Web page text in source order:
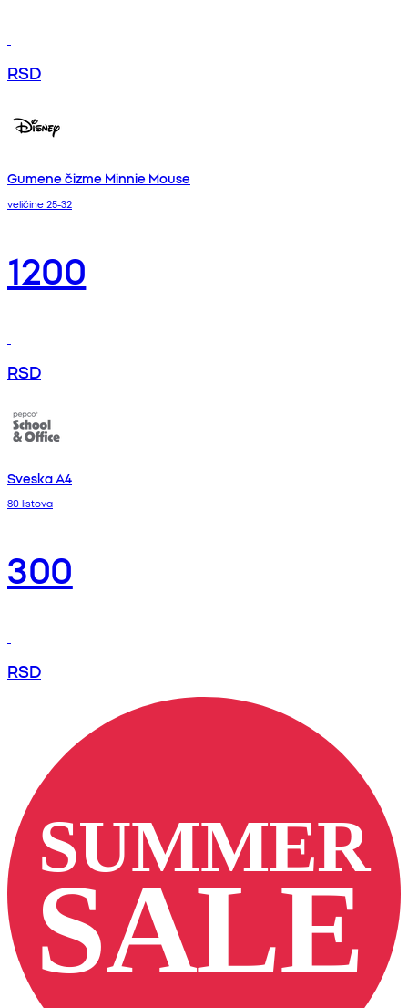
RSD
Gumene čizme Minnie Mouse
veličine 25-32
1200
RSD
Sveska A4
80 listova
300
RSD